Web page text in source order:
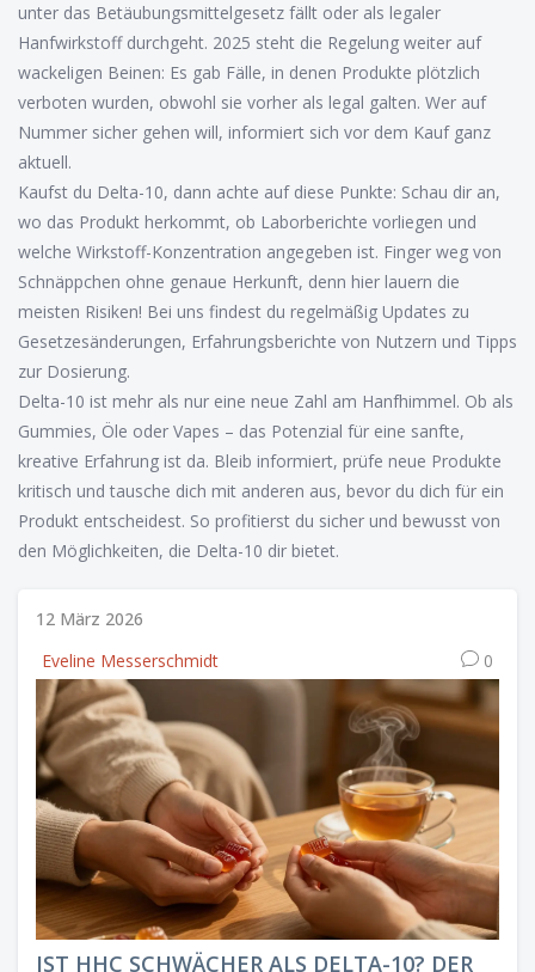
unter das Betäubungsmittelgesetz fällt oder als legaler
Hanfwirkstoff durchgeht. 2025 steht die Regelung weiter auf
wackeligen Beinen: Es gab Fälle, in denen Produkte plötzlich
verboten wurden, obwohl sie vorher als legal galten. Wer auf
Nummer sicher gehen will, informiert sich vor dem Kauf ganz
aktuell.
Kaufst du Delta-10, dann achte auf diese Punkte: Schau dir an,
wo das Produkt herkommt, ob Laborberichte vorliegen und
welche Wirkstoff-Konzentration angegeben ist. Finger weg von
Schnäppchen ohne genaue Herkunft, denn hier lauern die
meisten Risiken! Bei uns findest du regelmäßig Updates zu
Gesetzesänderungen, Erfahrungsberichte von Nutzern und Tipps
zur Dosierung.
Delta-10 ist mehr als nur eine neue Zahl am Hanfhimmel. Ob als
Gummies, Öle oder Vapes – das Potenzial für eine sanfte,
kreative Erfahrung ist da. Bleib informiert, prüfe neue Produkte
kritisch und tausche dich mit anderen aus, bevor du dich für ein
Produkt entscheidest. So profitierst du sicher und bewusst von
den Möglichkeiten, die Delta-10 dir bietet.
12 März 2026
Eveline Messerschmidt
0
IST HHC SCHWÄCHER ALS DELTA-10? DER